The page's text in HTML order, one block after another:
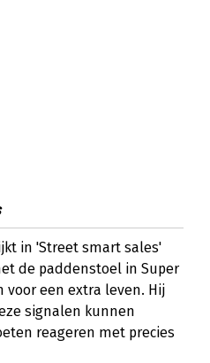
in 'Street smart sales'
de paddenstoel in Super
voor een extra leven. Hij
signalen kunnen
reageren met precies